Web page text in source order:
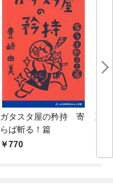
ガタスタ屋の矜持 寄
らば斬る！篇
770
正